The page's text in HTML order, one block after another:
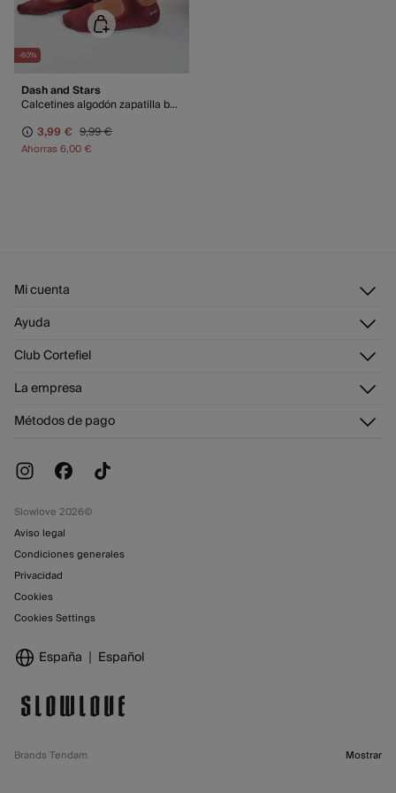
-60%
Dash and Stars
Calcetines algodón zapatilla ballet granate
3,99 € 9,99 €
Ahorras6,00 €
Mi cuenta
Registrarme
Direcciones de envío
Tarjeta regalo online
Tarjeta abono
Ayuda
Atención al cliente
Preguntas frecuentes
Cambios, devoluciones y desistimiento
Club Cortefiel
La empresa
Trabaja con nosotros
Métodos de pago
Slowlove 2026©
Aviso legal
Condiciones generales
Privacidad
Cookies
Cookies Settings
España Español
Brands Tendam Mostrar